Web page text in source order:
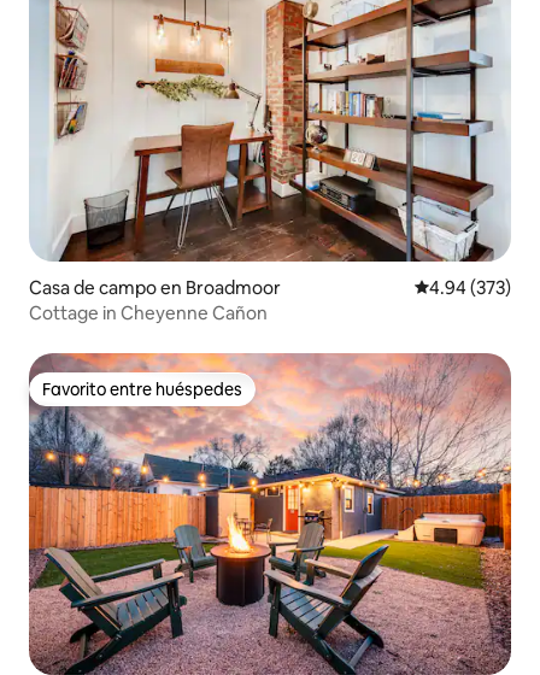
Casa de campo en Broadmoor Calificación
4.94 (373)
Cottage in Cheyenne Cañon
Favorito entre huéspedes
Favorito entre huéspedes